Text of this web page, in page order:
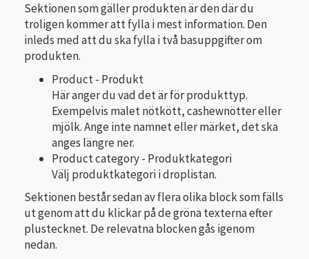
Sektionen som gäller produkten är den där du
troligen kommer att fylla i mest information. Den
inleds med att du ska fylla i två basuppgifter om
produkten.
Product - Produkt
Här anger du vad det är för produkttyp.
Exempelvis malet nötkött, cashewnötter eller
mjölk. Ange inte namnet eller märket, det ska
anges längre ner.
Product category - Produktkategori
Välj produktkategori i droplistan.
Sektionen består sedan av flera olika block som fälls
ut genom att du klickar på de gröna texterna efter
plustecknet. De relevatna blocken gås igenom
nedan.